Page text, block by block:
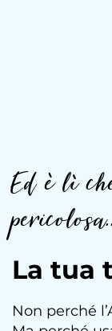
Ed è lì
La tua
Non perché